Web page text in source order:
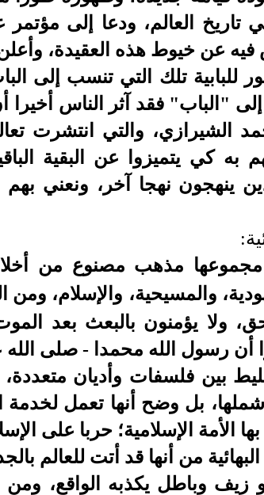
تاريخ العالم، ودعا إلى مؤتمر
للبابية تلك التي تنسب إلى
إلى "الباب" فقد آثر الناس
والتي انتشرت
به كي يتميزوا عن البقية
ينهجون نهجا آخر، ونعني
مجموعها مذهب مصنوع من
والمسيحية، والإسلام، ومن
ولا يؤمنون بالبعث بعد
أن رسول الله محمدا - صلى الله
بين فلسفات وأديان متعددة،
بل وضح أنها تعمل لخدمة
بها الأمة الإسلامية؛ حربا على
البهائية من أنها قد أتت للعالم
زيف وباطل يكذبه الواقع، ومن